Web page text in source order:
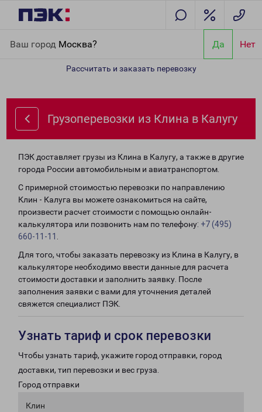
Ваш город Москва? Да Нет
Рассчитать и заказать перевозку
Грузоперевозки из Клина в Калугу
ПЭК доставляет грузы из Клина в Калугу, а также в другие
города России автомобильным и авиатранспортом.
С примерной стоимостью перевозки по направлению
Клин - Калуга вы можете ознакомиться на сайте,
произвести расчет стоимости с помощью онлайн-
калькулятора или позвонить нам по телефону: +7 (495)
660-11-11
Для того, чтобы заказать перевозку из Клина в Калугу, в
калькуляторе необходимо ввести данные для расчета
стоимости доставки и заполнить заявку. После
заполнения заявки с вами для уточнения деталей
свяжется специалист ПЭК.
Узнать тариф и срок перевозки
Чтобы узнать тариф, укажите город отправки, город
доставки, тип перевозки и вес груза.
Город отправки
Клин